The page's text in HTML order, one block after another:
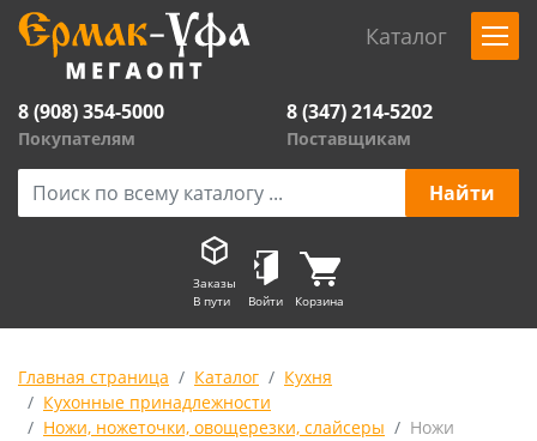
Каталог
8 (908) 354-5000
Покупателям
8 (347) 214-5202
Поставщикам
Заказы
В пути
Войти Корзина
Главная страница Каталог
Кухня
Кухонные принадлежности
Ножи, ножеточки, овощерезки, слайсеры
Ножи